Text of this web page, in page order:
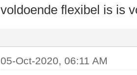
voldoende flexibel is is
05-Oct-2020, 06:11 AM